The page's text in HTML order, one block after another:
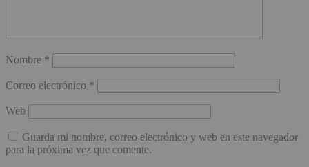
Nombre *
Correo electrónico *
Web
Guarda mi nombre, correo electrónico y web en este navegador
para la próxima vez que comente.